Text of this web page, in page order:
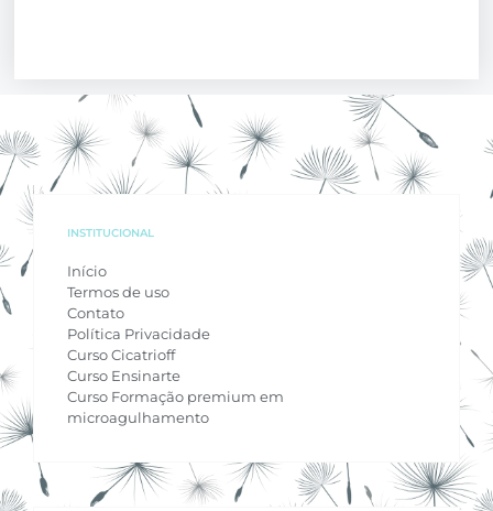
INSTITUCIONAL
Início
Termos de uso
Contato
Política Privacidade
Curso Cicatrioff
Curso Ensinarte
Curso Formação premium em
microagulhamento